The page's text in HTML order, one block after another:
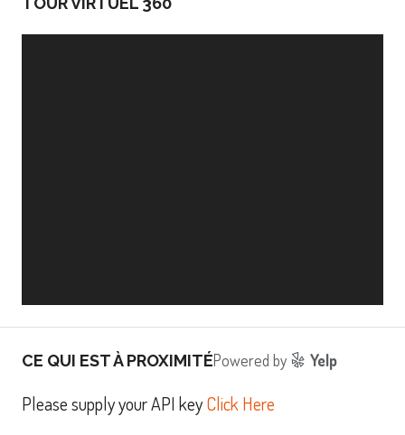
CE QUI EST À PROXIMITÉPowered by Yelp
Please supply your API keyClick Here